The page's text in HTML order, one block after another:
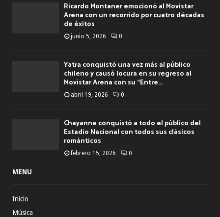
Ricardo Montaner emocionó al Movistar
Arena con un recorrido por cuatro décadas
de éxitos
junio 5, 2026 0
Yatra conquistó una vez más al público
chileno y causó locura en su regreso al
Movistar Arena con su “Entre...
abril 19, 2026 0
Chayanne conquistó a todo el público del
Estadio Nacional con todos sus clásicos
románticos
febrero 15, 2026 0
MENU
Inicio
Música